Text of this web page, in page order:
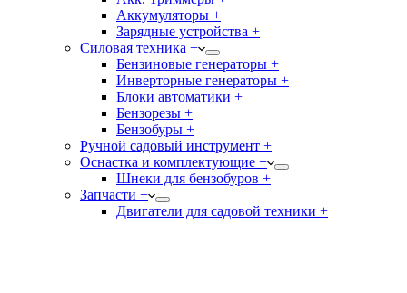
Аккумуляторы +
Зарядные устройства +
Силовая техника +
Бензиновые генераторы +
Инверторные генераторы +
Блоки автоматики +
Бензорезы +
Бензобуры +
Ручной садовый инструмент +
Оснастка и комплектующие +
Шнеки для бензобуров +
Запчасти +
Двигатели для садовой техники +